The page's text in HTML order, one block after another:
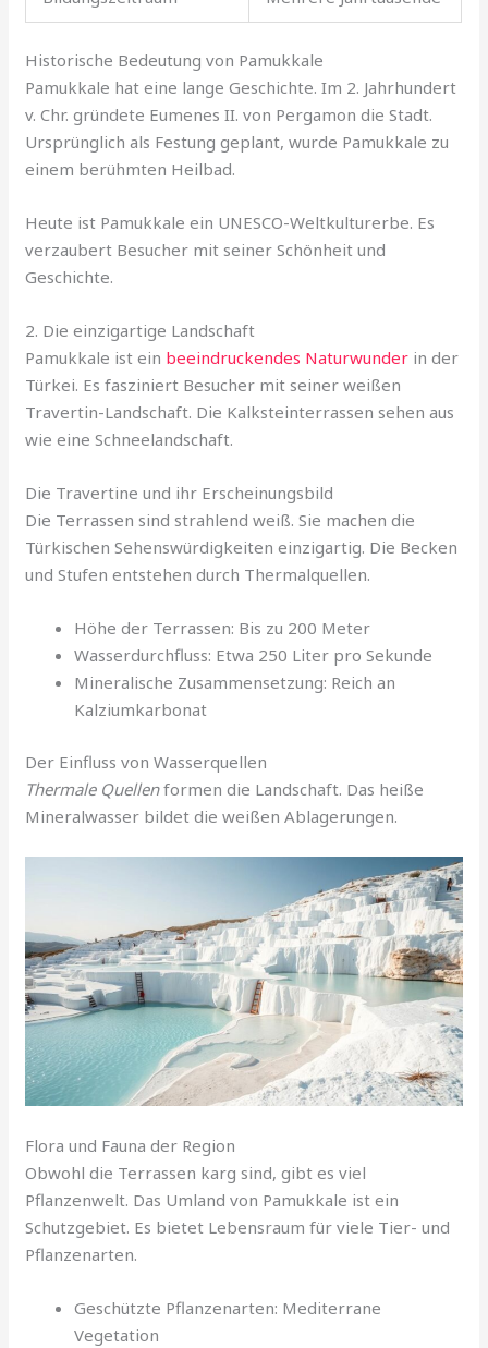
Historische Bedeutung von Pamukkale
Pamukkale hat eine lange Geschichte. Im 2. Jahrhundert
v. Chr. gründete Eumenes II. von Pergamon die Stadt.
Ursprünglich als Festung geplant, wurde Pamukkale zu
einem berühmten Heilbad.
Heute ist Pamukkale ein UNESCO-Weltkulturerbe. Es
verzaubert Besucher mit seiner Schönheit und
Geschichte.
2. Die einzigartige Landschaft
Pamukkale ist ein beeindruckendes Naturwunder in der
Türkei. Es fasziniert Besucher mit seiner weißen
Travertin-Landschaft. Die Kalksteinterrassen sehen aus
wie eine Schneelandschaft.
Die Travertine und ihr Erscheinungsbild
Die Terrassen sind strahlend weiß. Sie machen die
Türkischen Sehenswürdigkeiten einzigartig. Die Becken
und Stufen entstehen durch Thermalquellen.
Höhe der Terrassen: Bis zu 200 Meter
Wasserdurchfluss: Etwa 250 Liter pro Sekunde
Mineralische Zusammensetzung: Reich an
Kalziumkarbonat
Der Einfluss von Wasserquellen
Thermale Quellenformen die Landschaft. Das heiße
Mineralwasser bildet die weißen Ablagerungen.
Flora und Fauna der Region
Obwohl die Terrassen karg sind, gibt es viel
Pflanzenwelt. Das Umland von Pamukkale ist ein
Schutzgebiet. Es bietet Lebensraum für viele Tier- und
Pflanzenarten.
Geschützte Pflanzenarten: Mediterrane
Vegetation